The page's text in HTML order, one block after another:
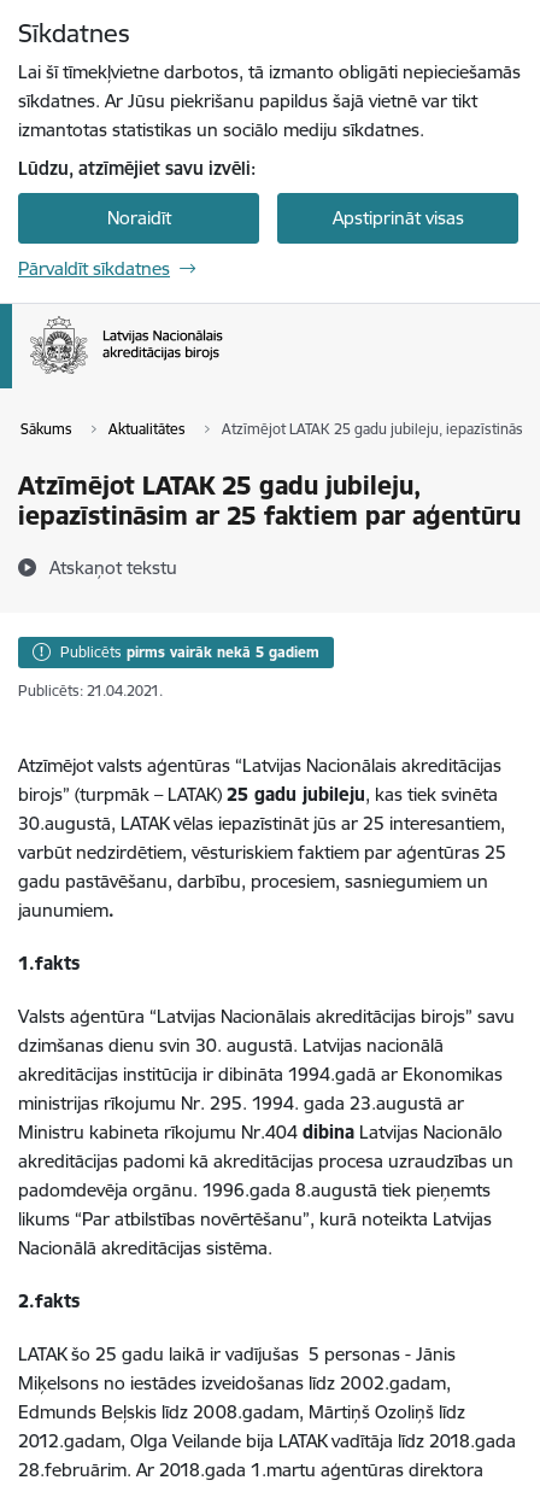
Sīkdatnes
Lai šī tīmekļvietne darbotos, tā izmanto obligāti nepieciešamās
sīkdatnes. Ar Jūsu piekrišanu papildus šajā vietnē var tikt
izmantotas statistikas un sociālo mediju sīkdatnes.
Lūdzu, atzīmējiet savu izvēli:
Noraidīt Apstiprināt visas
Pārvaldīt sīkdatnes
Sākums Aktualitātes Atzīmējot LATAK 25 gadu jubileju,
Atzīmējot LATAK 25 gadu jubileju,
iepazīstināsim ar 25 faktiem par aģentūru
Atskaņot tekstu
Publicēts pirms vairāk nekā 5 gadiem
Publicēts: 21.04.2021.
Atzīmējot valsts aģentūras “Latvijas Nacionālais akreditācijas
birojs” (turpmāk – LATAK) 25 gadu jubileju, kas tiek svinēta
30.augustā, LATAK vēlas iepazīstināt jūs ar 25 interesantiem,
varbūt nedzirdētiem, vēsturiskiem faktiem par aģentūras 25
gadu pastāvēšanu, darbību, procesiem, sasniegumiem un
jaunumiem.
1.fakts
Valsts aģentūra “Latvijas Nacionālais akreditācijas birojs” savu
dzimšanas dienu svin 30. augustā. Latvijas nacionālā
akreditācijas institūcija ir dibināta 1994.gadā ar Ekonomikas
ministrijas rīkojumu Nr. 295. 1994. gada 23.augustā ar
Ministru kabineta rīkojumu Nr.404 dibina Latvijas Nacionālo
akreditācijas padomi kā akreditācijas procesa uzraudzības un
padomdevēja orgānu. 1996.gada 8.augustā tiek pieņemts
likums “Par atbilstības novērtēšanu”, kurā noteikta Latvijas
Nacionālā akreditācijas sistēma.
2.fakts
LATAK šo 25 gadu laikā ir vadījušas 5 personas - Jānis
Miķelsons no iestādes izveidošanas līdz 2002.gadam,
Edmunds Beļskis līdz 2008.gadam, Mārtiņš Ozoliņš līdz
2012.gadam, Olga Veilande bija LATAK vadītāja līdz 2018.gada
28.februārim. Ar 2018.gada 1.martu aģentūras direktora